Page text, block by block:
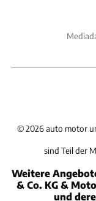
©2026 auto motor
sind Teil der
Weitere
& Co. KG &
und